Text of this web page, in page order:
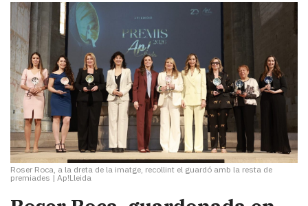
Roser Roca, a la dreta de la imatge, recollint el guardó amb la resta de
premiades | Ap!Lleida